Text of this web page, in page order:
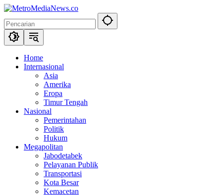
Langsung
konten
Home
Internasional
Asia
Amerika
Eropa
Timur Tengah
Nasional
Pemerintahan
Politik
Hukum
Megapolitan
Jabodetabek
Pelayanan Publik
Transportasi
Kota Besar
Kemacetan